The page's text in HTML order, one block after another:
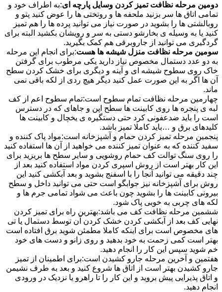
دومین مرحله نظافت تمیز کردن وسایل پارچه ای:به اطراف خود و
تمامی اتاق ها سر بزنید ملحفه ها و روتختی ها را عوض کنید پتو و
روبالشتی ها را بشوید در صورت نیاز می توانید پرده ها را هم تمیز
کنید یا به وسیله ی بخارشو دستی به سر و رویشان بکشید البته برای
گردگیری می توانید از جاروبرقی هم کمک بگیرید.
سومین مرحله نظافت منزل شیشه ها هست:برای انجام این مرحله
به دو عدد دستمال مخصوص نیاز دارید یکی مرطوب برای گرفتن
خاک روی سطوح شیشه ای و آینه و دیگری برای خشک کردن سطح
آن ها اگر به این صورت عمل کنید دیگر هیچ ردی از لکه باقی نمی
ماند.
چهارمین مرحله نظافت تمام سطوح است:تمام سطوح اعم از کف
لبه ی پنجره ها روی کابینت ها سطح اپن و جاهای که در دسترس
است را باید ضدعفونی کرد حتی دستگیره ی یخچال و کابینت ها
کلیدهای برق و …باید کاملا تمیز باشد.
پنجمین مرحله تمیز کردن حمام و آشپزخانه است:مواد پاک کننده و
سفید کننده که به عنوان تمیز کننده می خواهید از آن ها استفاده کنید
را روی سنگ توالت کف حمام روشویی و سایر سطح ها بریزید برای
این کار بهتر است از روش اسپری کردن مواد استفاده کنید بعد از
چند دقیقه می توانید آنجا را با اسفنج بشوید و بعد آبکشی کنید این
روش برای آشپزخانه نیز جوابگو است حتی می توانید داخل و سطح
بیرونی کابینت ها را بشوید چون باعث می شواد تمامی جرم ها و
لکه های چربی به خوبی پاک شود.
ششمین مرحله نظافت کف می باشد:بهترین راه برای تمیز کردن
نهایی کف بعد از آبکشی کردن خشک کردن آن توسط دستمال یا تی
های مخصوص است برای اینکه کاملا مطمئن شوید برق افتاده است
بهتر است کمی زحمت به خود بدهید و روی زانو و دست های خود
خم شوید سپس این کار را انجام دهید.
هفتمین و آخرین مرحله جارو کشیدن است:برای اطمینان از تمیز
جارو کشیدن بهتر است از اتاق ها شروع کنید و بعد به طرف نشیمن
و اتاق پذیرایی پیش بروید و این کار را تا راهرو یا نزدیک در ورودی
انجام دهید.